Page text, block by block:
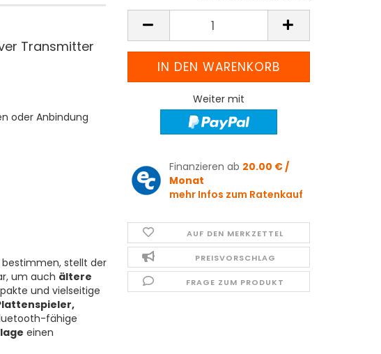
Weiter mit
Finanzieren ab 20.00 € /
Monat
mehr Infos zum Ratenkauf
AUF DEN MERKZETTEL
PREISVORSCHLAG
FRAGE ZUM PRODUKT
Transmitter
oder Anbindung
bestimmen, stellt der
um auch ältere
und vielseitige
fähige
einen